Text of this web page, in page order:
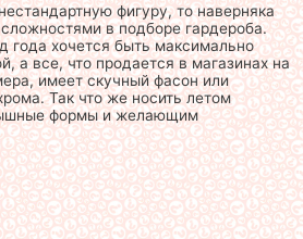
фигуру, то наверняка
в подборе гардероба.
года хочется быть максимально
а все, что продается в магазинах на
имеет скучный фасон или
Так что же носить летом
формы и желающим